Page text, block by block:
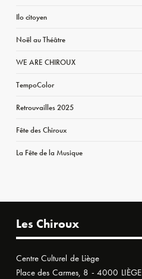
Ilo citoyen
Noël au Théâtre
WE ARE CHIROUX
TempoColor
Retrouvailles 2025
Fête des Chiroux
La Fête de la Musique
Les Chiroux
Centre Culturel de Liège
Place des Carmes, 8 - 4000 LIÈGE